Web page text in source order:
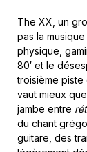
The XX, un
pas la
physique,
80′ et le
troisième piste
vaut mieux
jambe entre
du chant
guitare, des